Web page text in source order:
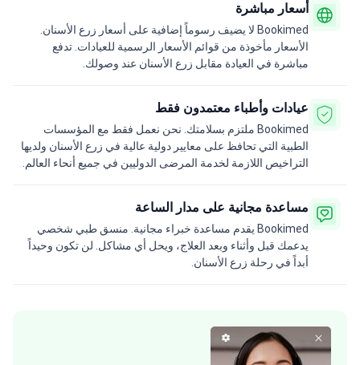
أسعار مباشرة
Bookimed لا يضيف رسوماً إضافية على أسعار زرع الأسنان.
الأسعار مأخوذة من قوائم الأسعار الرسمية للعيادات. تدفع
مباشرة في العيادة مقابل زرع الأسنان عند وصولك.
عيادات وأطباء معتمدون فقط
Bookimed ملتزم بسلامتك. نحن نعمل فقط مع المؤسسات
الطبية التي تحافظ على معايير دولية عالية في زرع الأسنان ولديها
التراخيص اللازمة لخدمة المرضى الدوليين في جميع أنحاء العالم.
مساعدة مجانية على مدار الساعة
Bookimed يقدم مساعدة خبراء مجانية. منسق طبي شخصي
يدعمك قبل وأثناء وبعد العلاج، ويحل أي مشاكل. لن تكون وحيداً
أبداً في رحلة زرع الأسنان.